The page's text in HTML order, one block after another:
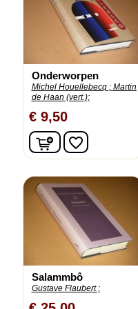
Onderworpen
Michel Houellebecq ; Martin
de Haan (vert.);
€ 9,50
In winkelwagen
favorite_border
Salammbô
Gustave Flaubert ;